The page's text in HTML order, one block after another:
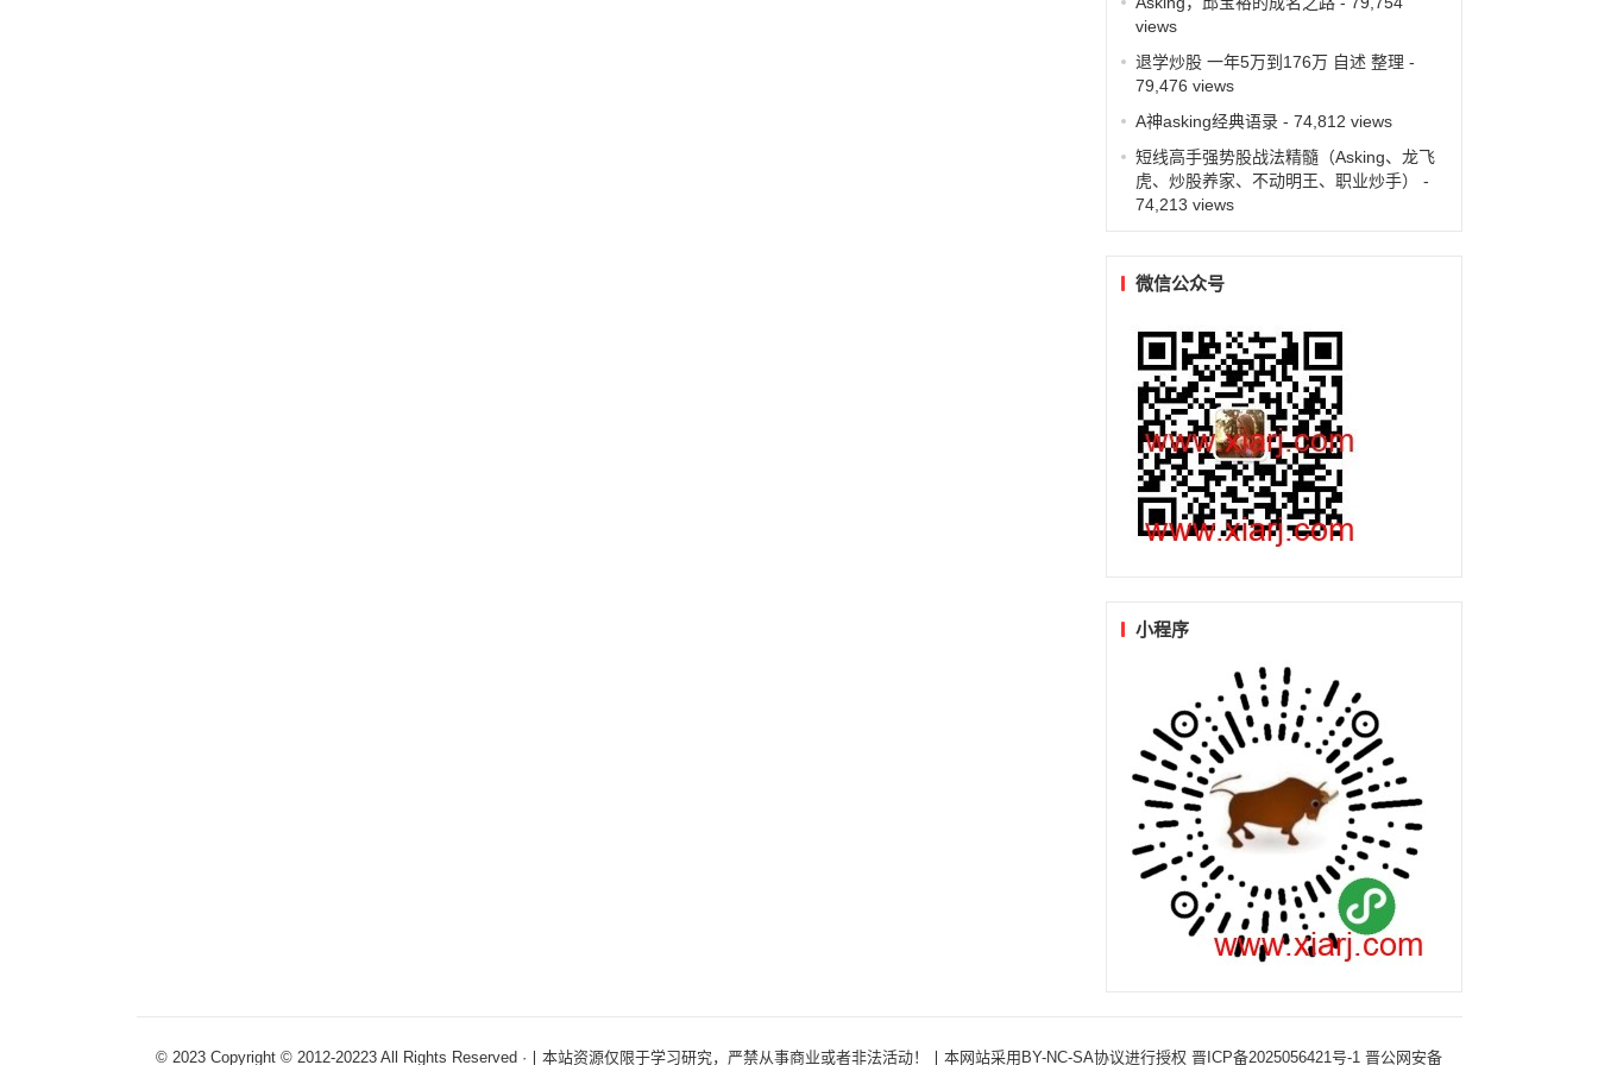
views
退学炒股 一年5万到176万 自述 整理 -
79,476 views
A神asking经典语录- 74,812 views
短线高手强势股战法精髓（Asking、龙飞
虎、炒股养家、不动明王、职业炒手）
-
74,213 views
微信公众号
小程序
© 2023 Copyright © 2012-20223 All Rights Reserved ·丨本站资源仅限于学习研究，严禁从事商业或者非法活动！丨本网站采用BY-NC-SA协议进行授权 晋ICP备2025056421号-1 晋公网安备